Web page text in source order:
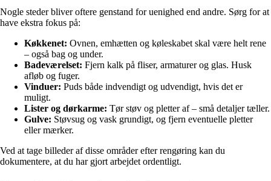
Nogle steder bliver oftere genstand for uenighed end andre. Sørg for at
have ekstra fokus på:
Køkkenet: Ovnen, emhætten og køleskabet skal være helt rene
– også bag og under.
Badeværelset: Fjern kalk på fliser, armaturer og glas. Husk
afløb og fuger.
Vinduer: Puds både indvendigt og udvendigt, hvis det er
muligt.
Lister og dørkarme: Tør støv og pletter af – små detaljer tæller.
Gulve: Støvsug og vask grundigt, og fjern eventuelle pletter
eller mærker.
Ved at tage billeder af disse områder efter rengøring kan du
dokumentere, at du har gjort arbejdet ordentligt.